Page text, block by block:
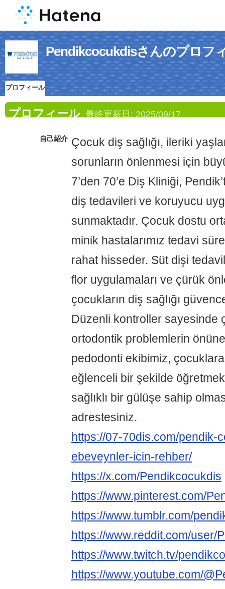
Pendikcocukdisさんのプロフ
プロフィール
プロフィール 最終更新日: 2025/09/17
自己紹介 Çocuk diş sağlığı, ileriki
sorunların önlenmesi için
7’den 70’e Diş Kliniği,
diş tedavileri ve koruyucu
sunmaktadır. Çocuk dostu
minik hastalarımız tedavi
rahat hisseder. Süt dişi
flor uygulamaları ve çürük
çocukların diş sağlığı
Düzenli kontroller sayesinde
ortodontik problemlerin
pedodonti ekibimiz,
eğlenceli bir şekilde
sağlıklı bir gülüşe sahip
adrestesiniz.
https://07-70dis.com/pendik-
ebeveynler-icin-rehber/
https://x.com/Pendikcocukdis
https://www.pinterest.com/
https://www.tumblr.com/
https://www.reddit.com/user/
https://www.twitch.tv/
https://www.youtube.com/